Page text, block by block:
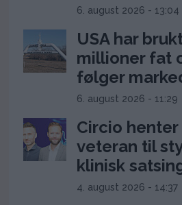
6. august 2026 - 13:04
USA har
millioner fat
følger
6. august 2026 - 11:29
Circio henter
veteran til
klinisk
4. august 2026 - 14:37